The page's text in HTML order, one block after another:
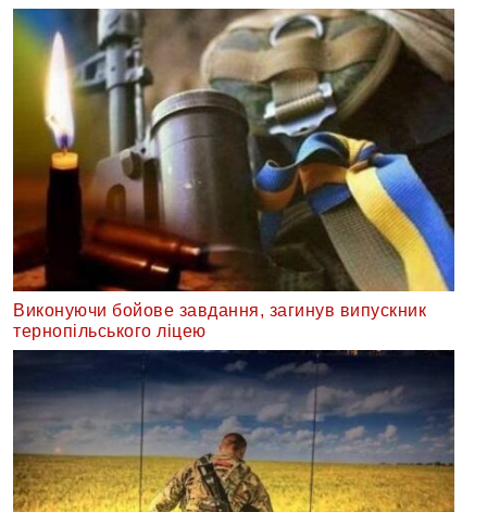
Виконуючи бойове завдання, загинув випускник
тернопільського ліцею